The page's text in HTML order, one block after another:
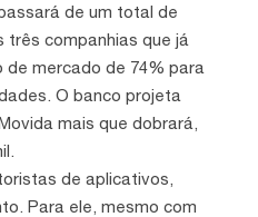
de um total de
três companhias que já
mercado de 74% para
O banco projeta
mais que dobrará,
de aplicativos,
Para ele, mesmo com